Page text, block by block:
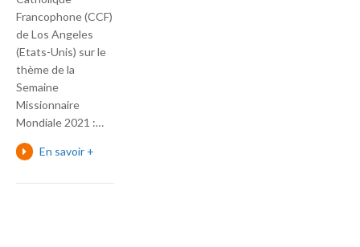
Francophone (CCF)
de Los Angeles
(Etats-Unis) sur le
thème de la
Semaine
Missionnaire
Mondiale 2021 :…
En savoir +